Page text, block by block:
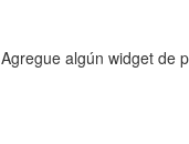
Agregue algún widget de